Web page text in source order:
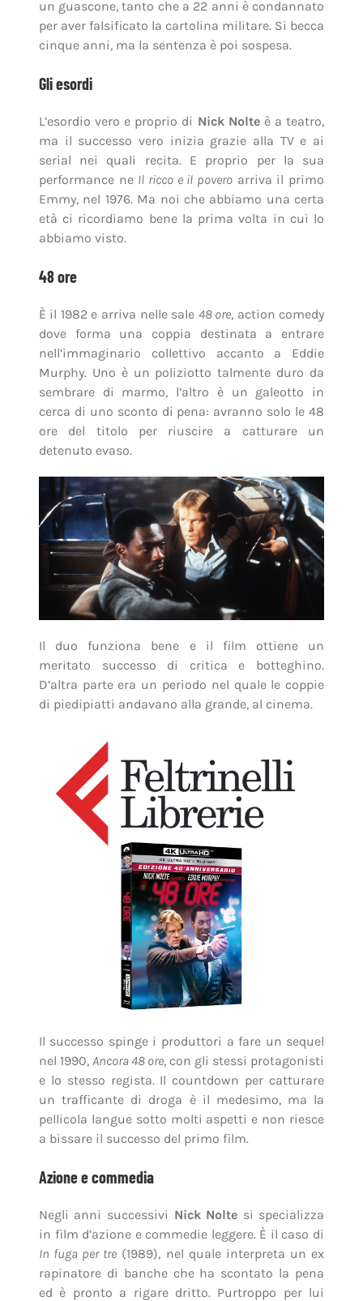
un guascone, tanto che a 22 anni è condannato
per aver falsificato la cartolina militare. Si becca
cinque anni, ma la sentenza è poi sospesa.
Gli esordi
L’esordio vero e proprio di Nick Nolteè a teatro,
ma il successo vero inizia grazie alla TV e ai
serial nei quali recita. E proprio per la sua
performance ne Il ricco e il povero arriva il primo
Emmy, nel 1976. Ma noi che abbiamo una certa
età ci ricordiamo bene la prima volta in cui lo
abbiamo visto.
48 ore
È il 1982 e arriva nelle sale 48 ore, action comedy
dove forma una coppia destinata a entrare
nell’immaginario collettivo accanto a Eddie
Murphy. Uno è un poliziotto talmente duro da
sembrare di marmo, l’altro è un galeotto in
cerca di uno sconto di pena: avranno solo le 48
ore del titolo per riuscire a catturare un
detenuto evaso.
Il duo funziona bene e il film ottiene un
meritato successo di critica e botteghino.
D’altra parte era un periodo nel quale le coppie
di piedipiatti andavano alla grande, al cinema.
Il successo spinge i produttori a fare un sequel
nel 1990, Ancora 48 ore, con gli stessi protagonisti
e lo stesso regista. Il countdown per catturare
un trafficante di droga è il medesimo, ma la
pellicola langue sotto molti aspetti e non riesce
a bissare il successo del primo film.
Azione e commedia
Negli anni successivi Nick Nolte si specializza
in film d’azione e commedie leggere. È il caso di
In fuga per tre (1989), nel quale interpreta un ex
rapinatore di banche che ha scontato la pena
ed è pronto a rigare dritto. Purtroppo per lui